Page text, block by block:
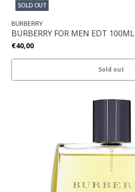
SOLD OUT
BURBERRY
BURBERRY FOR MEN EDT 100ML
€40,00
Sold out